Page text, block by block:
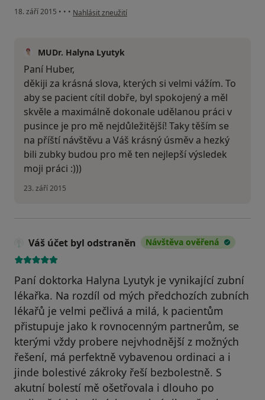
18. září 2015 • • • podle názoru uživatele Váš účet byl odstraněn
Nahlásit zneužití
MUDr. Halyna Lyutyk
Paní Huber,
děkiji za krásná slova, kterých si velmi vážím. To
aby se pacient cítil dobře, byl spokojený a měl
skvěle a maximálně dokonale udělanou práci v
pusince je pro mě nejdůležitější! Taky těším se
na příští návštěvu a Váš krásný úsměv a hezký
bili zubky budou pro mě ten nejlepší výsledek
moji práci :)))
23. září 2015
Váš účet byl odstraněn Návštěva ověřená
Paní doktorka Halyna Lyutyk je vynikající zubní
lékařka. Na rozdíl od mých předchozích zubních
lékařů je velmi pečlivá a milá, k pacientům
přistupuje jako k rovnocenným partnerům, se
kterými vždy probere nejvhodnější z možných
řešení, má perfektně vybavenou ordinaci a i
jinde bolestivé zákroky řeší bezbolestně. S
akutní bolestí mě ošetřovala i dlouho po